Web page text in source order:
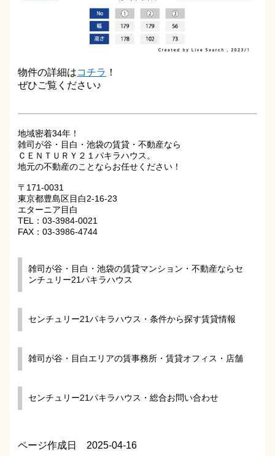
物件の詳細はコチラ ！
ぜひご覧ください♪
地域密着34年！
雑司が谷・目白・池袋の賃貸・不動産なら
ＣＥＮＴＵＲＹ２１パキラハウス。
地元の不動産のことならお任せください！
〒171-0031
東京都豊島区目白2-16-23
エターニア目白
TEL：03-3984-0021
FAX：03-3986-4744
雑司が谷・目白・池袋の賃貸マンション・不動産ならセ
ンチュリー21パキラハウス
センチュリー21パキラハウス・条件から探す賃貸情報
雑司が谷・目白エリアの賃事務所・賃貸オフィス・店舗
センチュリー21パキラハウス・総合お問い合わせ
ページ作成日 2025-04-16